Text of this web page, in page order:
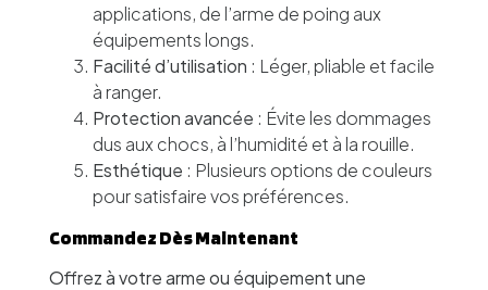
applications, de l’arme de poing aux
équipements longs.
Facilité d’utilisation : Léger, pliable et facile
à ranger.
Protection avancée : Évite les dommages
dus aux chocs, à l’humidité et à la rouille.
Esthétique : Plusieurs options de couleurs
pour satisfaire vos préférences.
Commandez Dès Maintenant
Offrez à votre arme ou équipement une